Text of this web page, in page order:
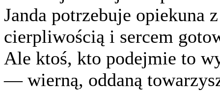
Janda potrzebuje opiekuna
cierpliwością i sercem
Ale ktoś, kto podejmie to
— wierną, oddaną